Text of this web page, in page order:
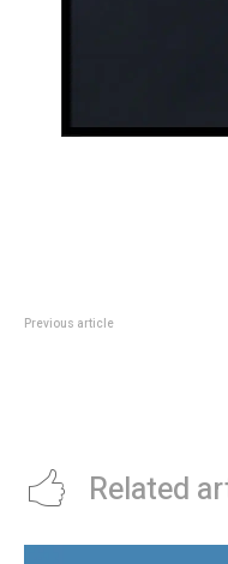
Previous article
Related